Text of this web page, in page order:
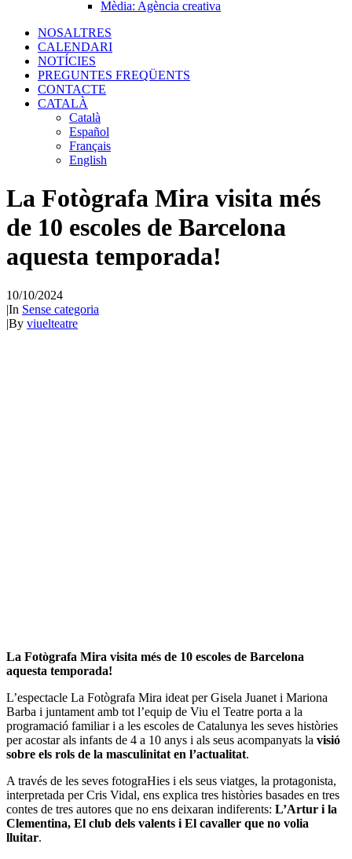
Mèdia: Agència creativa
NOSALTRES
CALENDARI
NOTÍCIES
PREGUNTES FREQÜENTS
CONTACTE
CATALÀ
Català
Español
Français
English
La Fotògrafa Mira visita més
de 10 escoles de Barcelona
aquesta temporada!
10/10/2024
|In Sense categoria
|By viuelteatre
La Fotògrafa Mira visita més de 10 escoles de Barcelona
aquesta temporada!
L’espectacle La Fotògrafa Mira ideat per Gisela Juanet i Mariona
Barba i juntament amb tot l’equip de Viu el Teatre porta a la
programació familiar i a les escoles de Catalunya les seves històries
per acostar als infants de 4 a 10 anys i als seus acompanyats la visió
sobre els rols de la masculinitat en l’actualitat.
A través de les seves fotograHies i els seus viatges, la protagonista,
interpretada per Cris Vidal, ens explica tres històries basades en tres
contes de tres autores que no ens deixaran indiferents: L’Artur i la
Clementina, El club dels valents i El cavaller que no volia
lluitar.